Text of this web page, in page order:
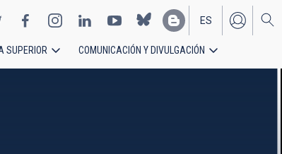
EN
ES
SUPERIOR COMUNICACIÓN Y DIVULGACIÓN